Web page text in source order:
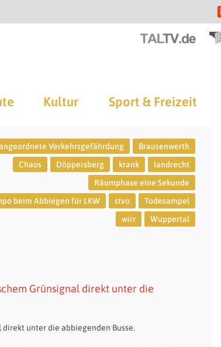
Kultur Sport & Freizeit
Verkehrsgefährdung
Brausenwerth
Chaos
Döppersberg krank
landrecht
Räumphase eine Sekunde
beim Abbiegen für LKW
stvo
Todesampel
wirr
Wuppertal
Grünsignal direkt unter die
unter die abbiegenden Busse.